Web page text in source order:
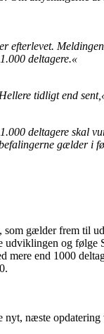
efterlevet.
deltagere.«
tidligt end
deltagere skal
gælder i
som gælder frem til
og følge
mere end 1000
nyt, næste